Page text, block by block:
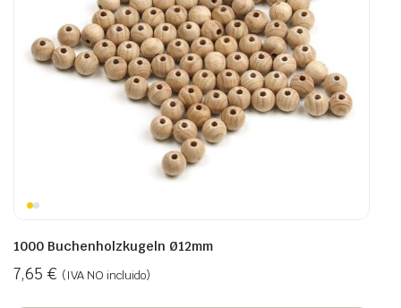
1000 Buchenholzkugeln Ø12mm
7,65 € (IVA NO incluido)